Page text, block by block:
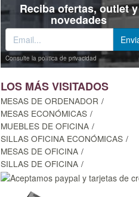
Reciba ofertas, outlet y
novedades
Consulte la política de privacidad
LOS MÁS VISITADOS
MESAS DE ORDENADOR
MESAS ECONÓMICAS
MUEBLES DE OFICINA
SILLAS OFICINA ECONÓMICAS
MESAS DE OFICINA
SILLAS DE OFICINA